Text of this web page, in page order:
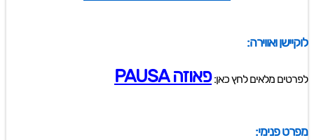
לוקיישן ואווירה:
לפרטים מלאים לחץ כאן:פאוזה PAUSA
מפרט פנימי: